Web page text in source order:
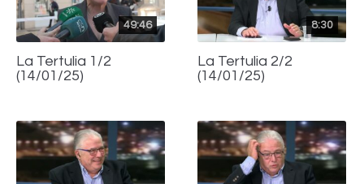
49:46
La Tertulia 1/2
(14/01/25)
8:30
La Tertulia 2/2
(14/01/25)